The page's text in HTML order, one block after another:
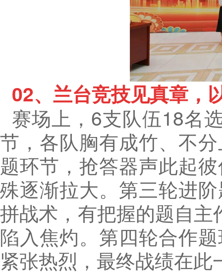
02、兰台竞技见真章，
赛场上，6支队伍18名
节，各队胸有成竹、不
题环节，抢答器声此起
殊逐渐拉大。第三轮进
拼战术，有把握的题自主
陷入焦灼。第四轮合作
紧张热烈，最终战绩在此